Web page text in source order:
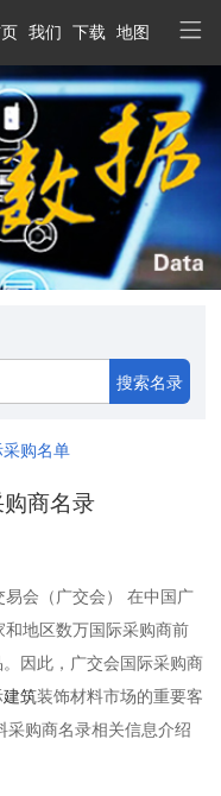
我们 下载 地图
搜索名录
采购名单
商名录
会（广交会） 在中国广
地区数万国际采购商前
因此，广交会国际采购商
建筑装饰材料市场的重要客
采购商名录相关信息介绍